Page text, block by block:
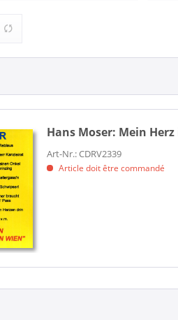
Hans Moser: Mein
Art-Nr.: CDRV2339
Article doit être commandé